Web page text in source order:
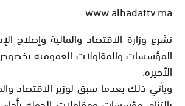
www.alhadattv.ma
المؤسسات والمقاولات العمومية
الأخيرة.
ويأتي ذلك بعدما سبق لوزير الاقتصاد